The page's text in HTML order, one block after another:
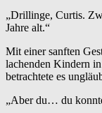
„Drillinge, Curtis.
Jahre alt.“
Mit einer sanften
lachenden Kindern
betrachtete es
„Aber du… du